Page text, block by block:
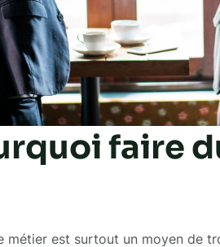
faire
est surtout un moyen de